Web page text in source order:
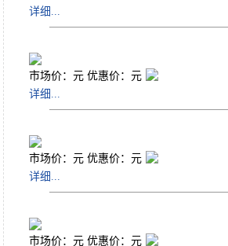
详细...
市场价： 元 优惠价： 元
详细...
市场价： 元 优惠价： 元
详细...
市场价： 元 优惠价： 元